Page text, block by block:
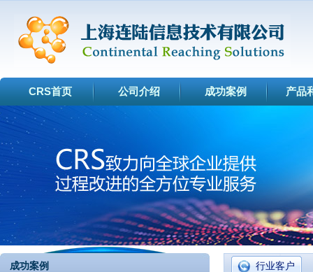
CRS首页 公司介绍 成功案例 产品
行业客户
成功案例